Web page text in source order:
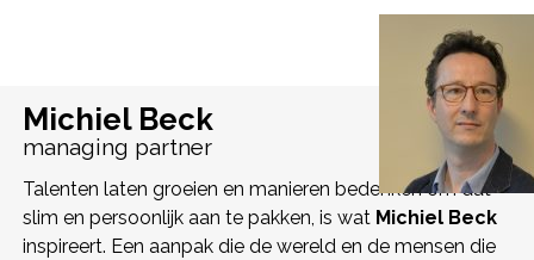
Michiel Beck
managing partner
Talenten laten groeien en manieren bedenken om dat
slim en persoonlijk aan te pakken, is wat Michiel Beck
inspireert. Een aanpak die de wereld en de mensen die